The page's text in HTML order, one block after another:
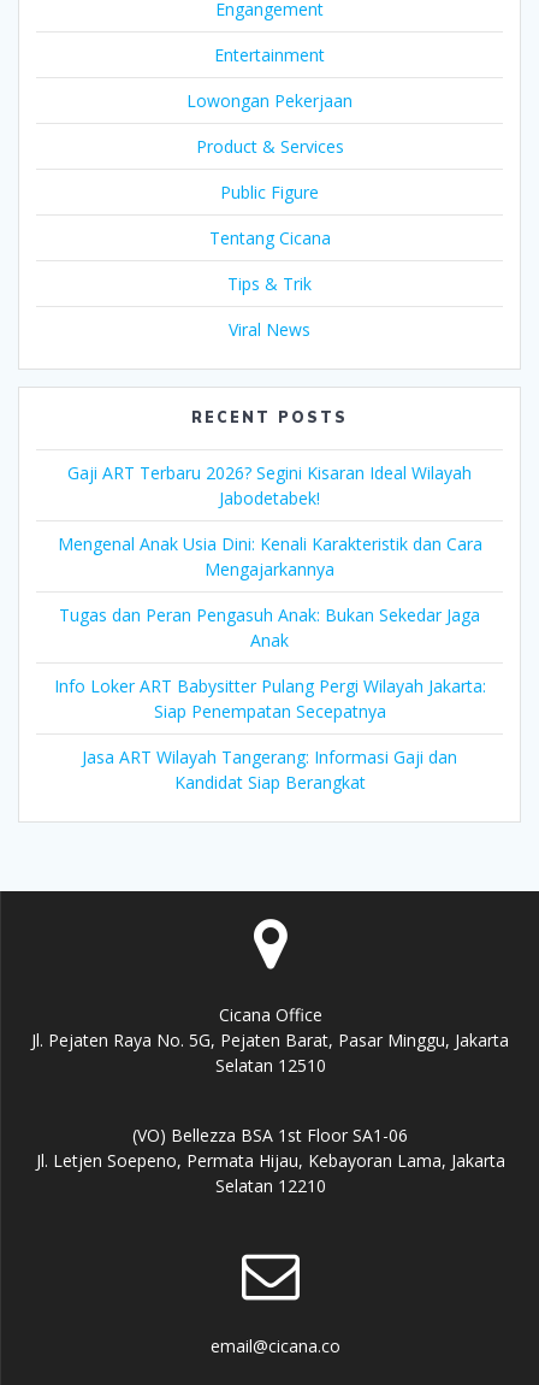
Engangement
Entertainment
Lowongan Pekerjaan
Product & Services
Public Figure
Tentang Cicana
Tips & Trik
Viral News
RECENT POSTS
Gaji ART Terbaru 2026? Segini Kisaran Ideal Wilayah
Jabodetabek!
Mengenal Anak Usia Dini: Kenali Karakteristik dan Cara
Mengajarkannya
Tugas dan Peran Pengasuh Anak: Bukan Sekedar Jaga
Anak
Info Loker ART Babysitter Pulang Pergi Wilayah Jakarta:
Siap Penempatan Secepatnya
Jasa ART Wilayah Tangerang: Informasi Gaji dan
Kandidat Siap Berangkat
Cicana Office
Jl. Pejaten Raya No. 5G, Pejaten Barat, Pasar Minggu, Jakarta
Selatan 12510
(VO) Bellezza BSA 1st Floor SA1-06
Jl. Letjen Soepeno, Permata Hijau, Kebayoran Lama, Jakarta
Selatan 12210
email@cicana.co